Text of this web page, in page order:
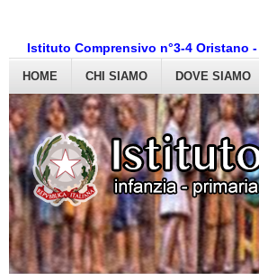
HOME CHI SIAMO DOVE SIAMO
Istituto Comprensivo n°3-4 Oristano -